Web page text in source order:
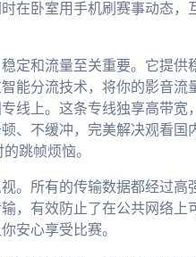
在卧室用手机刷赛事动态，
定和流量至关重要。它提供
能分流技术，将你的影音流
线上。这条专线独享高带宽
、不缓冲，完美解决观看国
跳帧烦恼。
。所有的传输数据都经过高
，有效防止了在公共网络上
安心享受比赛。